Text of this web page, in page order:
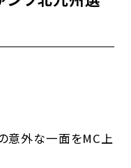
意外な一面をMC上